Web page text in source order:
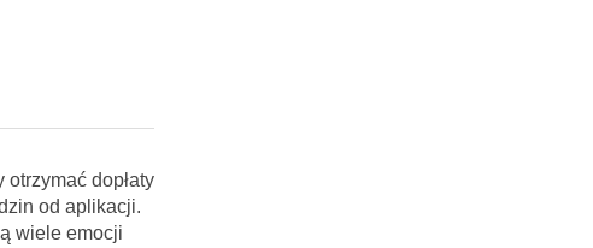
dopłaty
od aplikacji.
wiele emocji